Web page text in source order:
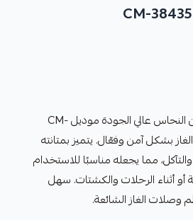
رأس شاخوف مصنوع من النحاس عالي الجودة موديل CM-
الغاز بشكل آمن وفعّال. يتميز بمتانته
والتآكل، مما يجعله مناسبًا للاستخدام
أو أثناء الرحلات والكشتات. سهل
وصلات الغاز الشائعة.